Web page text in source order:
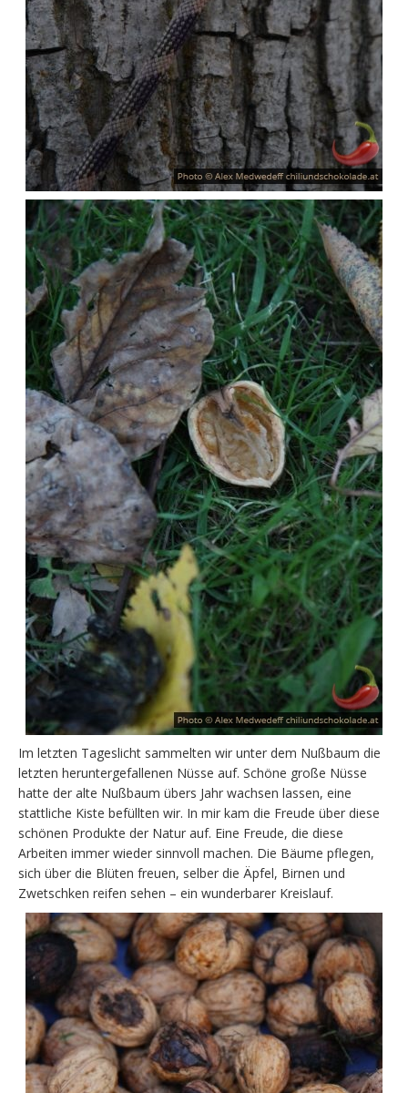
Im letzten Tageslicht sammelten wir unter dem Nußbaum die
letzten heruntergefallenen Nüsse auf. Schöne große Nüsse
hatte der alte Nußbaum übers Jahr wachsen lassen, eine
stattliche Kiste befüllten wir. In mir kam die Freude über diese
schönen Produkte der Natur auf. Eine Freude, die diese
Arbeiten immer wieder sinnvoll machen. Die Bäume pflegen,
sich über die Blüten freuen, selber die Äpfel, Birnen und
Zwetschken reifen sehen – ein wunderbarer Kreislauf.